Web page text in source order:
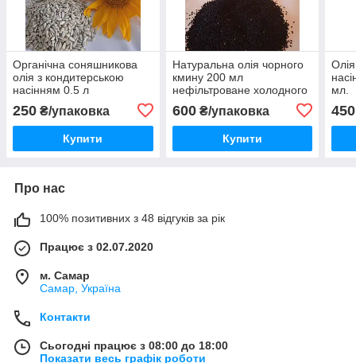
Органічна соняшникова
олія з кондитерською
насінням 0.5 л
250 ₴/упаковка
Купити
Натуральна олія чорного
кмину 200 мл
нефільтроване холодного
600₴/упаковка
Купити
мл.
450
Про нас
100% позитивних з 48 відгуків за рік
Працює з 02.07.2020
м. Самар
Самар, Україна
Контакти
Сьогодні працює з 08:00 до 18:00
Показати весь графік роботи